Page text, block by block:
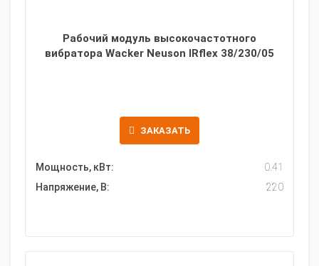
Рабочий модуль высокочастотного
вибратора Wacker Neuson IRflex 38/230/05
ЗАКАЗАТЬ
Мощность, кВт:
0.41
Напряжение, В:
220